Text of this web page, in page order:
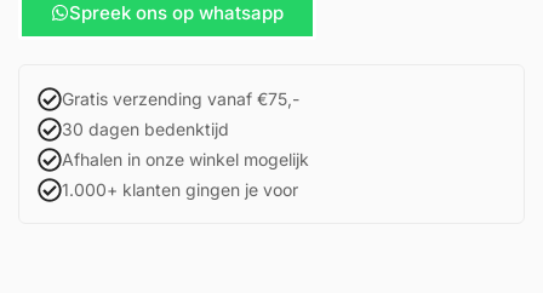
Spreek ons op whatsapp
Gratis verzending vanaf €75,-
30 dagen bedenktijd
Afhalen in onze winkel mogelijk
1.000+ klanten gingen je voor